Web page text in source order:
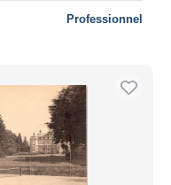
Professionnel